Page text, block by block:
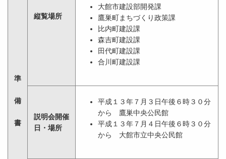
準
備
書
縦覧場所
大館市建設部開発課
鷹巣町まちづくり政策課
比内町建設課
森吉町建設課
田代町建設課
合川町建設課
説明会開催
日・場所
平成１３年７月３日午後６時３０分
から 鷹巣中央公民館
平成１３年７月４日午後６時３０分
から 大館市立中央公民館